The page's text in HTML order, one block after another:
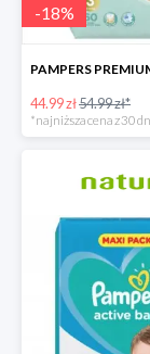
-18%
44.99 zł54.99 zł*